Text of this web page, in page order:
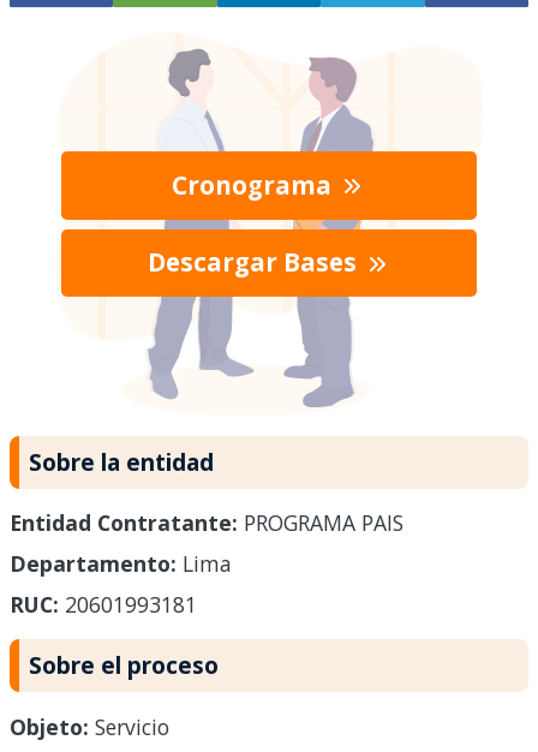
Cronograma
Descargar Bases
Sobre la entidad
Entidad Contratante: PROGRAMA PAIS
Departamento: Lima
RUC: 20601993181
Sobre el proceso
Objeto: Servicio